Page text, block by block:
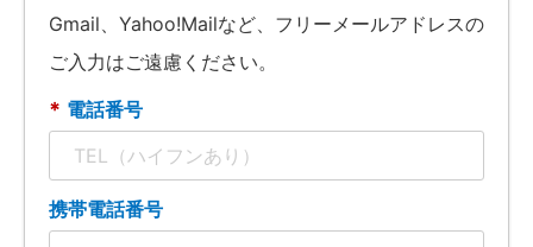
Gmail、Yahoo!Mailなど、フリーメールアドレスの
ご入力はご遠慮ください。
電話番号
*
携帯電話番号